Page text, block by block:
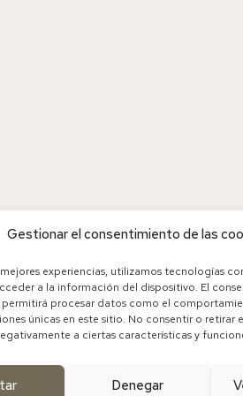
Gestionar el consentimiento de las
experiencias, utilizamos tecnologías
a la información del dispositivo. El
procesar datos como el
únicas en este sitio. No consentir o retirar
a ciertas características y
Denegar